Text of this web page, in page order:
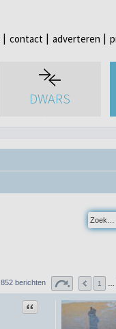
contact adverteren
DWARS
852 berichten 1
Citeer